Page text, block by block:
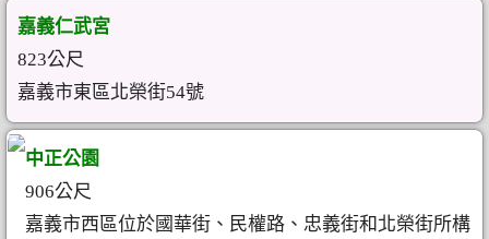
嘉義仁武宮
823公尺
嘉義市東區北榮街54號
中正公園
906公尺
嘉義市西區位於國華街、民權路、忠義街和北榮街所構